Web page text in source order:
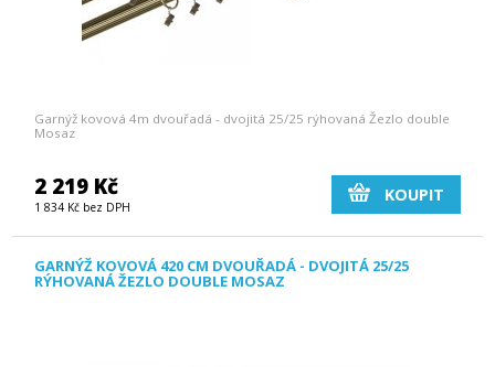
Garnýž kovová 4m dvouřadá - dvojitá 25/25 rýhovaná Žezlo double
Mosaz
2 219 Kč
1 834 Kč bez DPH
KOUPIT
GARNÝŽ KOVOVÁ 420 CM DVOUŘADÁ - DVOJITÁ 25/25
RÝHOVANÁ ŽEZLO DOUBLE MOSAZ